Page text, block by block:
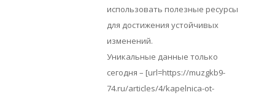
использовать полезные ресурсы
для достижения устойчивых
изменений.
Уникальные данные только
сегодня – [url=https://muzgkb9-
74.ru/articles/4/kapelnica-ot-